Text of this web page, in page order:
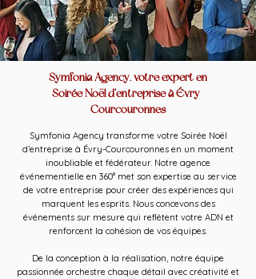
Symfonia Agency, votre expert en
Soirée Noël d’entreprise à Évry-
Courcouronnes
Symfonia Agency transforme votre Soirée Noël
d’entreprise à Évry-Courcouronnes en un moment
inoubliable et fédérateur. Notre agence
événementielle en 360° met son expertise au service
de votre entreprise pour créer des expériences qui
marquent les esprits. Nous concevons des
événements sur mesure qui reflètent votre ADN et
renforcent la cohésion de vos équipes.
De la conception à la réalisation, notre équipe
passionnée orchestre chaque détail avec créativité et